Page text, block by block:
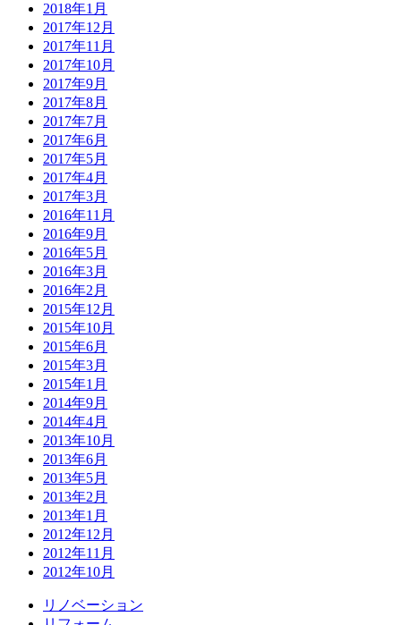
2018年1月
2017年12月
2017年11月
2017年10月
2017年9月
2017年8月
2017年7月
2017年6月
2017年5月
2017年4月
2017年3月
2016年11月
2016年9月
2016年5月
2016年3月
2016年2月
2015年12月
2015年10月
2015年6月
2015年3月
2015年1月
2014年9月
2014年4月
2013年10月
2013年6月
2013年5月
2013年2月
2013年1月
2012年12月
2012年11月
2012年10月
リノベーション